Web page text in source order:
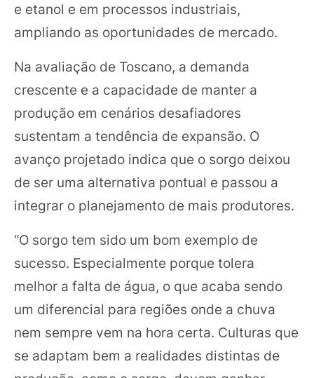
e etanol e em processos industriais,
ampliando as oportunidades de mercado.
Na avaliação de Toscano, a demanda
crescente e a capacidade de manter a
produção em cenários desafiadores
sustentam a tendência de expansão. O
avanço projetado indica que o sorgo deixou
de ser uma alternativa pontual e passou a
integrar o planejamento de mais produtores.
“O sorgo tem sido um bom exemplo de
sucesso. Especialmente porque tolera
melhor a falta de água, o que acaba sendo
um diferencial para regiões onde a chuva
nem sempre vem na hora certa. Culturas que
se adaptam bem a realidades distintas de